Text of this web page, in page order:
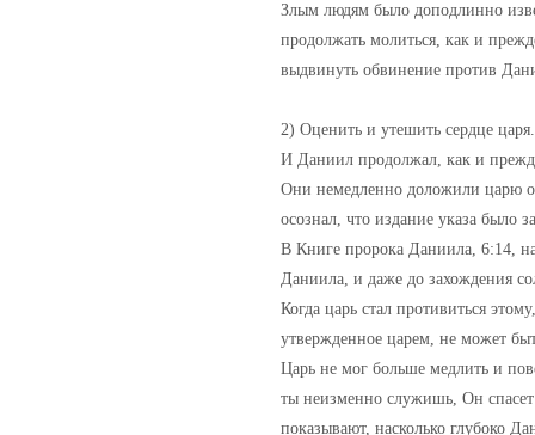
Злым людям было доподлинно
продолжать молиться, как и
выдвинуть обвинение против
2) Оценить и утешить сердце царя.
И Даниил продолжал, как и
Они немедленно доложили царю
осознал, что издание указа было
В Книге пророка Даниила, 6:14,
Даниила, и даже до захождения
Когда царь стал противиться
утвержденное царем, не может
Царь не мог больше медлить и
ты неизменно служишь, Он спасет
показывают, насколько глубоко